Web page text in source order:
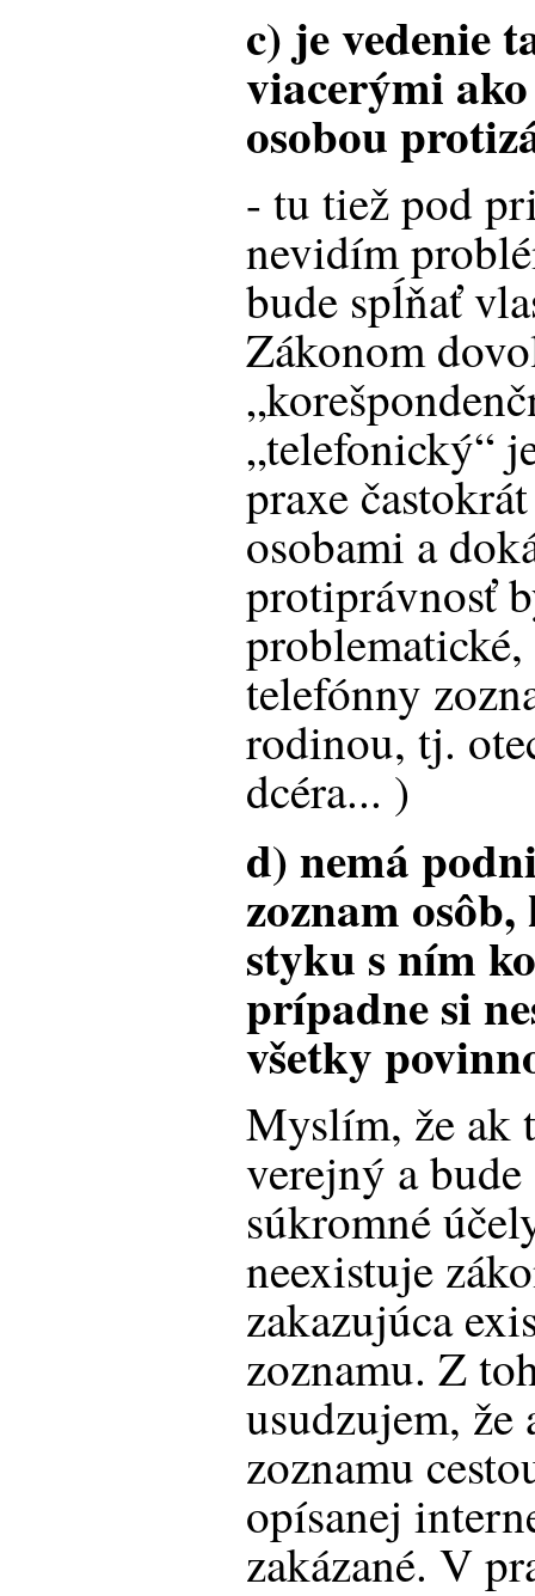
c) je vedenie
viacerými
osobou
- tu tiež pod
nevidím
bude spĺňať
Zákonom
„telefonický“
praxe
osobami a
protiprávnosť
telefónny
rodinou, tj.
dcéra... )
d) nemá
zoznam
styku s ním
prípadne si
všetky
Myslím, že ak
verejný a
súkromné
neexistuje
zakazujúca
zoznamu. Z
usudzujem, že
zoznamu
opísanej
zakázané. V